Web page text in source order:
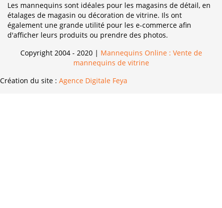
Les mannequins sont idéales pour les magasins de détail, en
étalages de magasin ou décoration de vitrine. Ils ont
également une grande utilité pour les e-commerce afin
d'afficher leurs produits ou prendre des photos.
Copyright 2004 - 2020 | Mannequins Online : Vente de
mannequins de vitrine
Création du site : Agence Digitale Feya